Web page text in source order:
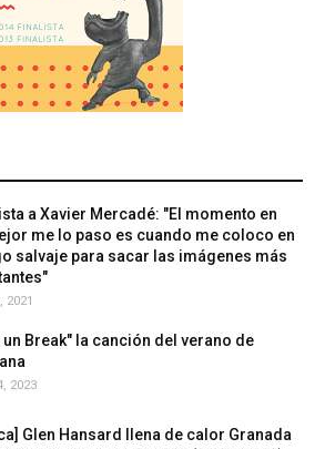
a Xavier Mercadé: "El momento en
me lo paso es cuando me coloco en
salvaje para sacar las imágenes más
2021
un Break" la canción del verano de
2023
Glen Hansard llena de calor Granada